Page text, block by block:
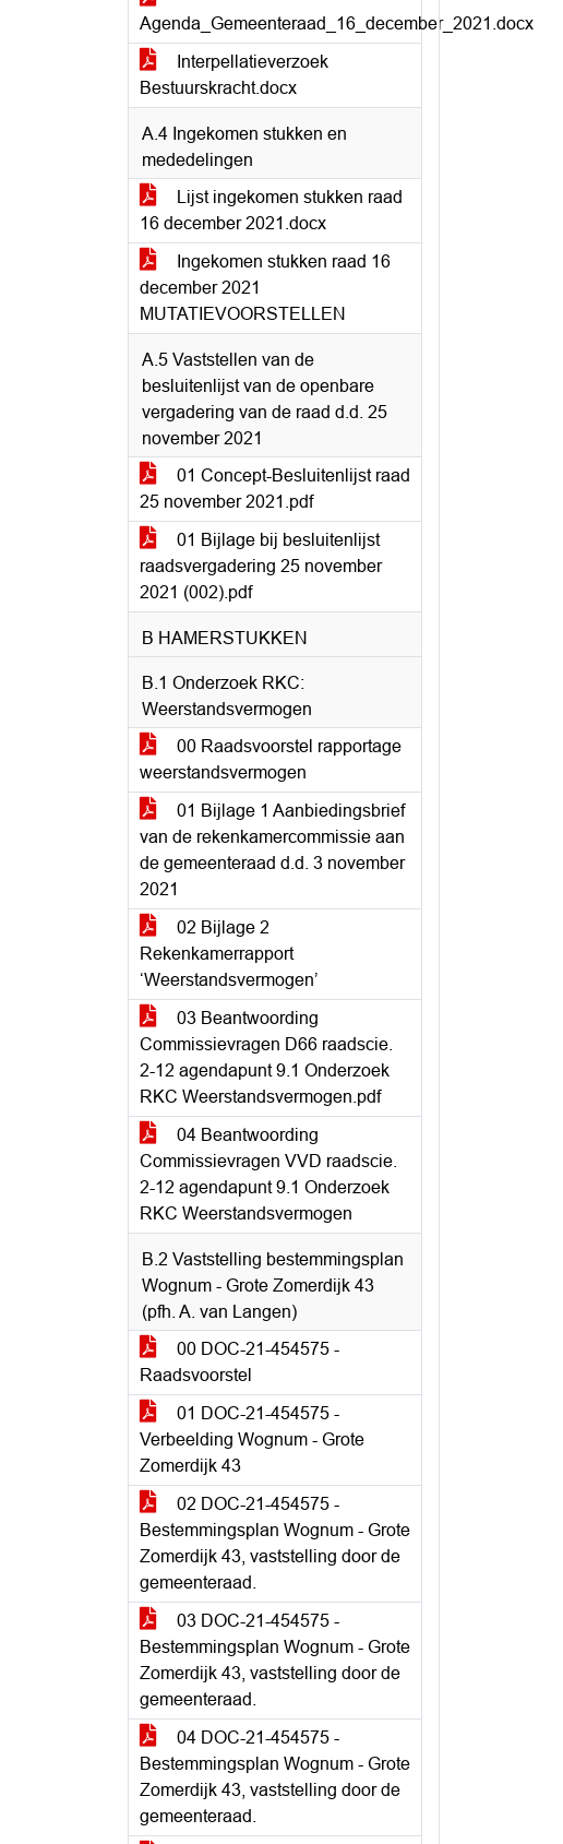
Agenda_Gemeenteraad_16_december_2021.docx
Interpellatieverzoek
Bestuurskracht.docx
A.4 Ingekomen stukken en
mededelingen
Lijst ingekomen stukken raad
16 december 2021.docx
Ingekomen stukken raad 16
december 2021
MUTATIEVOORSTELLEN
A.5 Vaststellen van de
besluitenlijst van de openbare
vergadering van de raad d.d. 25
november 2021
01 Concept-Besluitenlijst raad
25 november 2021.pdf
01 Bijlage bij besluitenlijst
raadsvergadering 25 november
2021 (002).pdf
B HAMERSTUKKEN
B.1 Onderzoek RKC:
Weerstandsvermogen
00 Raadsvoorstel rapportage
weerstandsvermogen
01 Bijlage 1 Aanbiedingsbrief
van de rekenkamercommissie aan
de gemeenteraad d.d. 3 november
2021
02 Bijlage 2
Rekenkamerrapport
‘Weerstandsvermogen’
03 Beantwoording
Commissievragen D66 raadscie.
2-12 agendapunt 9.1 Onderzoek
RKC Weerstandsvermogen.pdf
04 Beantwoording
Commissievragen VVD raadscie.
2-12 agendapunt 9.1 Onderzoek
RKC Weerstandsvermogen
B.2 Vaststelling bestemmingsplan
Wognum - Grote Zomerdijk 43
(pfh. A. van Langen)
00 DOC-21-454575 -
Raadsvoorstel
01 DOC-21-454575 -
Verbeelding Wognum - Grote
Zomerdijk 43
02 DOC-21-454575 -
Bestemmingsplan Wognum - Grote
Zomerdijk 43, vaststelling door de
gemeenteraad.
03 DOC-21-454575 -
Bestemmingsplan Wognum - Grote
Zomerdijk 43, vaststelling door de
gemeenteraad.
04 DOC-21-454575 -
Bestemmingsplan Wognum - Grote
Zomerdijk 43, vaststelling door de
gemeenteraad.